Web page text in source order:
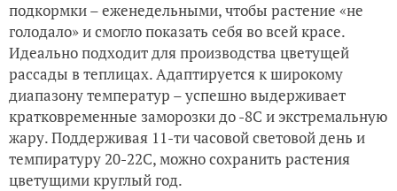
подкормки – еженедельными, чтобы растение «не
голодало» и смогло показать себя во всей красе.
Идеально подходит для производства цветущей
рассады в теплицах. Адаптируется к широкому
диапазону температур – успешно выдерживает
кратковременные заморозки до -8С и экстремальную
жару. Поддерживая 11-ти часовой световой день и
темпиратуру 20-22С, можно сохранить растения
цветущими круглый год.